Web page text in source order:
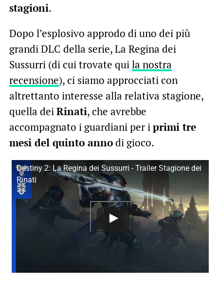
stagioni.
Dopo l’esplosivo approdo di uno dei più
grandi DLC della serie, La Regina dei
Sussurri (di cui trovate quila nostra
recensione), ci siamo approcciati con
altrettanto interesse alla relativa stagione,
quella deiRinati, che avrebbe
accompagnato i guardiani per iprimi tre
mesi del quinto annodi gioco.
Destiny 2: La Regina dei Sussurri - Trailer Stagione dei
Rinati